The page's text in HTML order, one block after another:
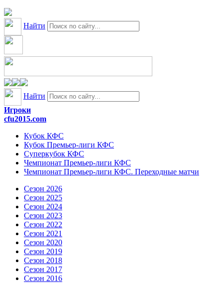
Найти
Найти
Игроки
cfu2015.com
Кубок КФС
Кубок Премьер-лиги КФС
Суперкубок КФС
Чемпионат Премьер-лиги КФС
Чемпионат Премьер-лиги КФС. Переходные матчи
Сезон 2026
Сезон 2025
Сезон 2024
Сезон 2023
Сезон 2022
Сезон 2021
Сезон 2020
Сезон 2019
Сезон 2018
Сезон 2017
Сезон 2016